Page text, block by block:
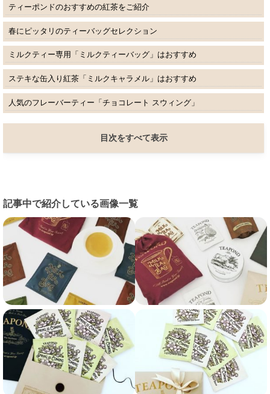
ティーポンドのおすすめの紅茶をご紹介
春にピッタリのティーバッグセレクション
ミルクティー専用「ミルクティーバッグ」はおすすめ
ステキな缶入り紅茶「ミルクキャラメル」はおすすめ
人気のフレーバーティー「チョコレート スウィング」
目次をすべて表示
記事中で紹介している画像一覧